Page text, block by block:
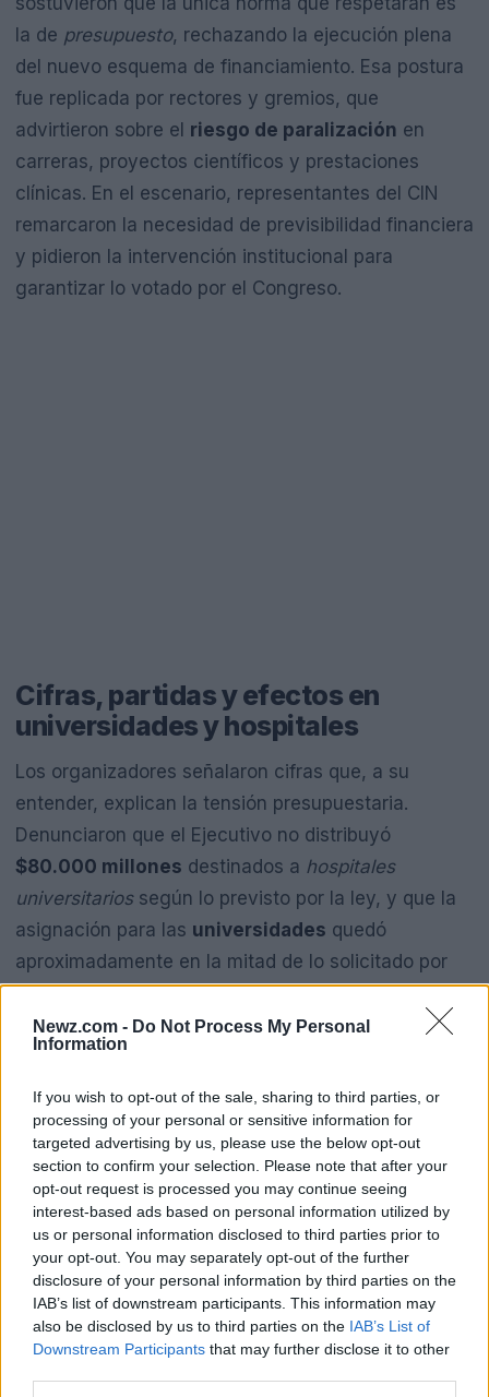
Newz.com - Do Not Process My Personal
Information
If you wish to opt-out of the sale, sharing to third parties, or
processing of your personal or sensitive information for
targeted advertising by us, please use the below opt-out
section to confirm your selection. Please note that after your
opt-out request is processed you may continue seeing
interest-based ads based on personal information utilized by
us or personal information disclosed to third parties prior to
your opt-out. You may separately opt-out of the further
disclosure of your personal information by third parties on the
IAB’s list of downstream participants. This information may
also be disclosed by us to third parties on the IAB’s List of
Downstream Participants that may further disclose it to other
la de presupuesto, rechazando la ejecución plena
del nuevo esquema de financiamiento. Esa postura
fue replicada por rectores y gremios, que
advirtieron sobre el riesgo de paralización en
carreras, proyectos científicos y prestaciones
clínicas. En el escenario, representantes del CIN
remarcaron la necesidad de previsibilidad financiera
y pidieron la intervención institucional para
garantizar lo votado por el Congreso.
Cifras, partidas y efectos en
universidades y hospitales
Los organizadores señalaron cifras que, a su
entender, explican la tensión presupuestaria.
Denunciaron que el Ejecutivo no distribuyó
$80.000 millones destinados a hospitales
universitariossegún lo previsto por la ley, y que la
asignación para las universidades quedó
aproximadamente en la mitad de lo solicitado por
los rectores. Además, destacaron la pérdida real de
recursos: las transferencias a las casas de estudio
registraron una caída acumulada del
2026 y 2026
, y la ejecución real del gasto
universitario disminuyó un29%en el mismo
período, datos que enmarcaron como evidencia del
deterioro.
De acuerdo con dirigentes gremiales y autoridades
del CIN, estos números se reflejaron en
cierres de
cursos, vacantes sin cubriry retrasos en
mantenimiento e insumos. En los hospitales